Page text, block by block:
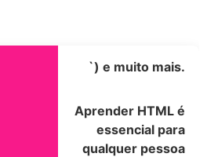
`) e muito mais.
Aprender HTML é
essencial para
qualquer pessoa